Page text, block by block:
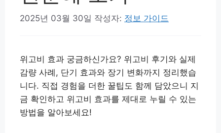
2025년 03월 30일 작성자: 정보 가이드
위고비 효과 궁금하신가요? 위고비 후기와 실제
감량 사례, 단기 효과와 장기 변화까지 정리했습
니다. 직접 경험을 더한 꿀팁도 함께 담았으니 지
금 확인하고 위고비 효과를 제대로 누릴 수 있는
방법을 알아보세요!